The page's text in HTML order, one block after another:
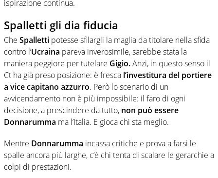
ispirazione continua.
Spalletti gli dia fiducia
Che Spalletti potesse sfilargli la maglia da titolare nella sfida
contro l’Ucraina pareva inverosimile, sarebbe stata la
maniera peggiore per tutelare Gigio.Anzi, in questo senso il
Ct ha già preso posizione: è fresca l’investitura del portiere
a vice capitano azzurro. Però lo scenario di un
avvicendamento non è più impossibile: il faro di ogni
decisione, a prescindere da tutto, non può essere
Donnarumma ma l’Italia. E gioca chi sta meglio.
Mentre Donnarumma incassa critiche e prova a farsi le
spalle ancora più larghe, c’è chi tenta di scalare le gerarchie a
colpi di prestazioni.